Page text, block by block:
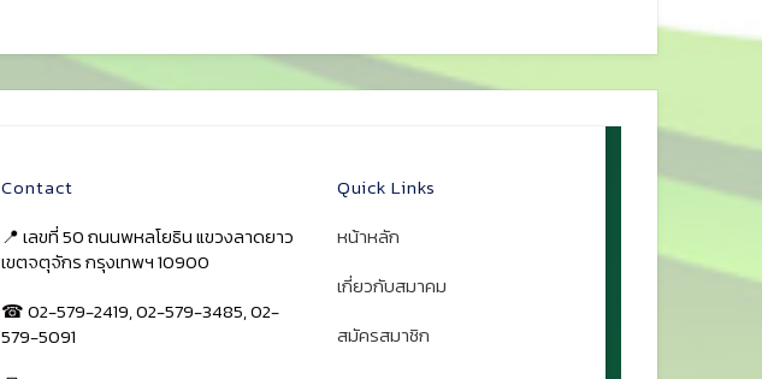
Contact
📍 เลขที่ 50 ถนนพหลโยธิน แขวงลาดยาว
เขตจตุจักร กรุงเทพฯ 10900
☎ 02-579-2419, 02-579-3485, 02-
579-5091
Quick Links
หน้าหลัก
เกี่ยวกับสมาคม
สมัครสมาชิก